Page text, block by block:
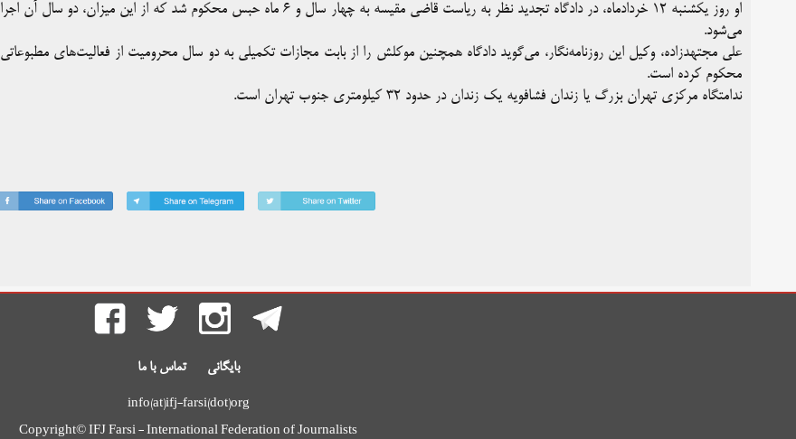
او روز یکشنبه ۱۲ خردادماه،‌ در دادگاه تجدید نظر به ریاست قاضی مقیسه به چهار سال و ۶ ماه حبس محکوم شد که از این میزان،‌ دو سال آن اجرا
می‌شود.
علی مجتهدزاده،‌ وکیل این روزنامه‌نگار، می‌گوید دادگاه همچنین موکلش را از بابت مجازات تکمیلی به دو سال محرومیت از فعالیت‌های مطبوعاتی
محکوم کرده است.
ندامتگاه مرکزی تهران بزرگ یا زندان فشافویه یک زندان در حدود ۳۲ کیلومتری جنوب تهران است.
بایگانی تماس با ما
info(at)ifj-farsi(dot)org
Copyright© IFJ Farsi - International Federation of Journalists